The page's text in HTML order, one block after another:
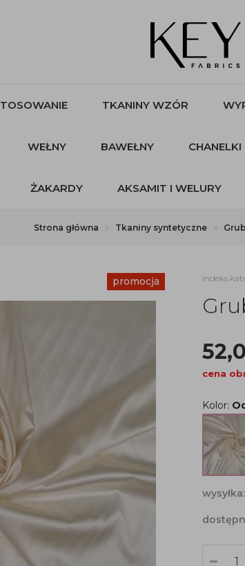
TKANINY WZÓR
WEŁNY BAWEŁNY CHANELKI
ŻAKARDY AKSAMIT I WELURY
Strona główna Tkaniny syntetyczne
promocja indeks
cena
Kolor:
wysyłka: